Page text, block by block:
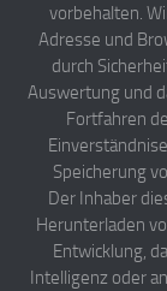
vorbehalten.
Adresse und
durch
Auswertung und
Fortfahren
Speicherung
Der Inhaber
Herunterladen
Entwicklung,
Intelligenz oder